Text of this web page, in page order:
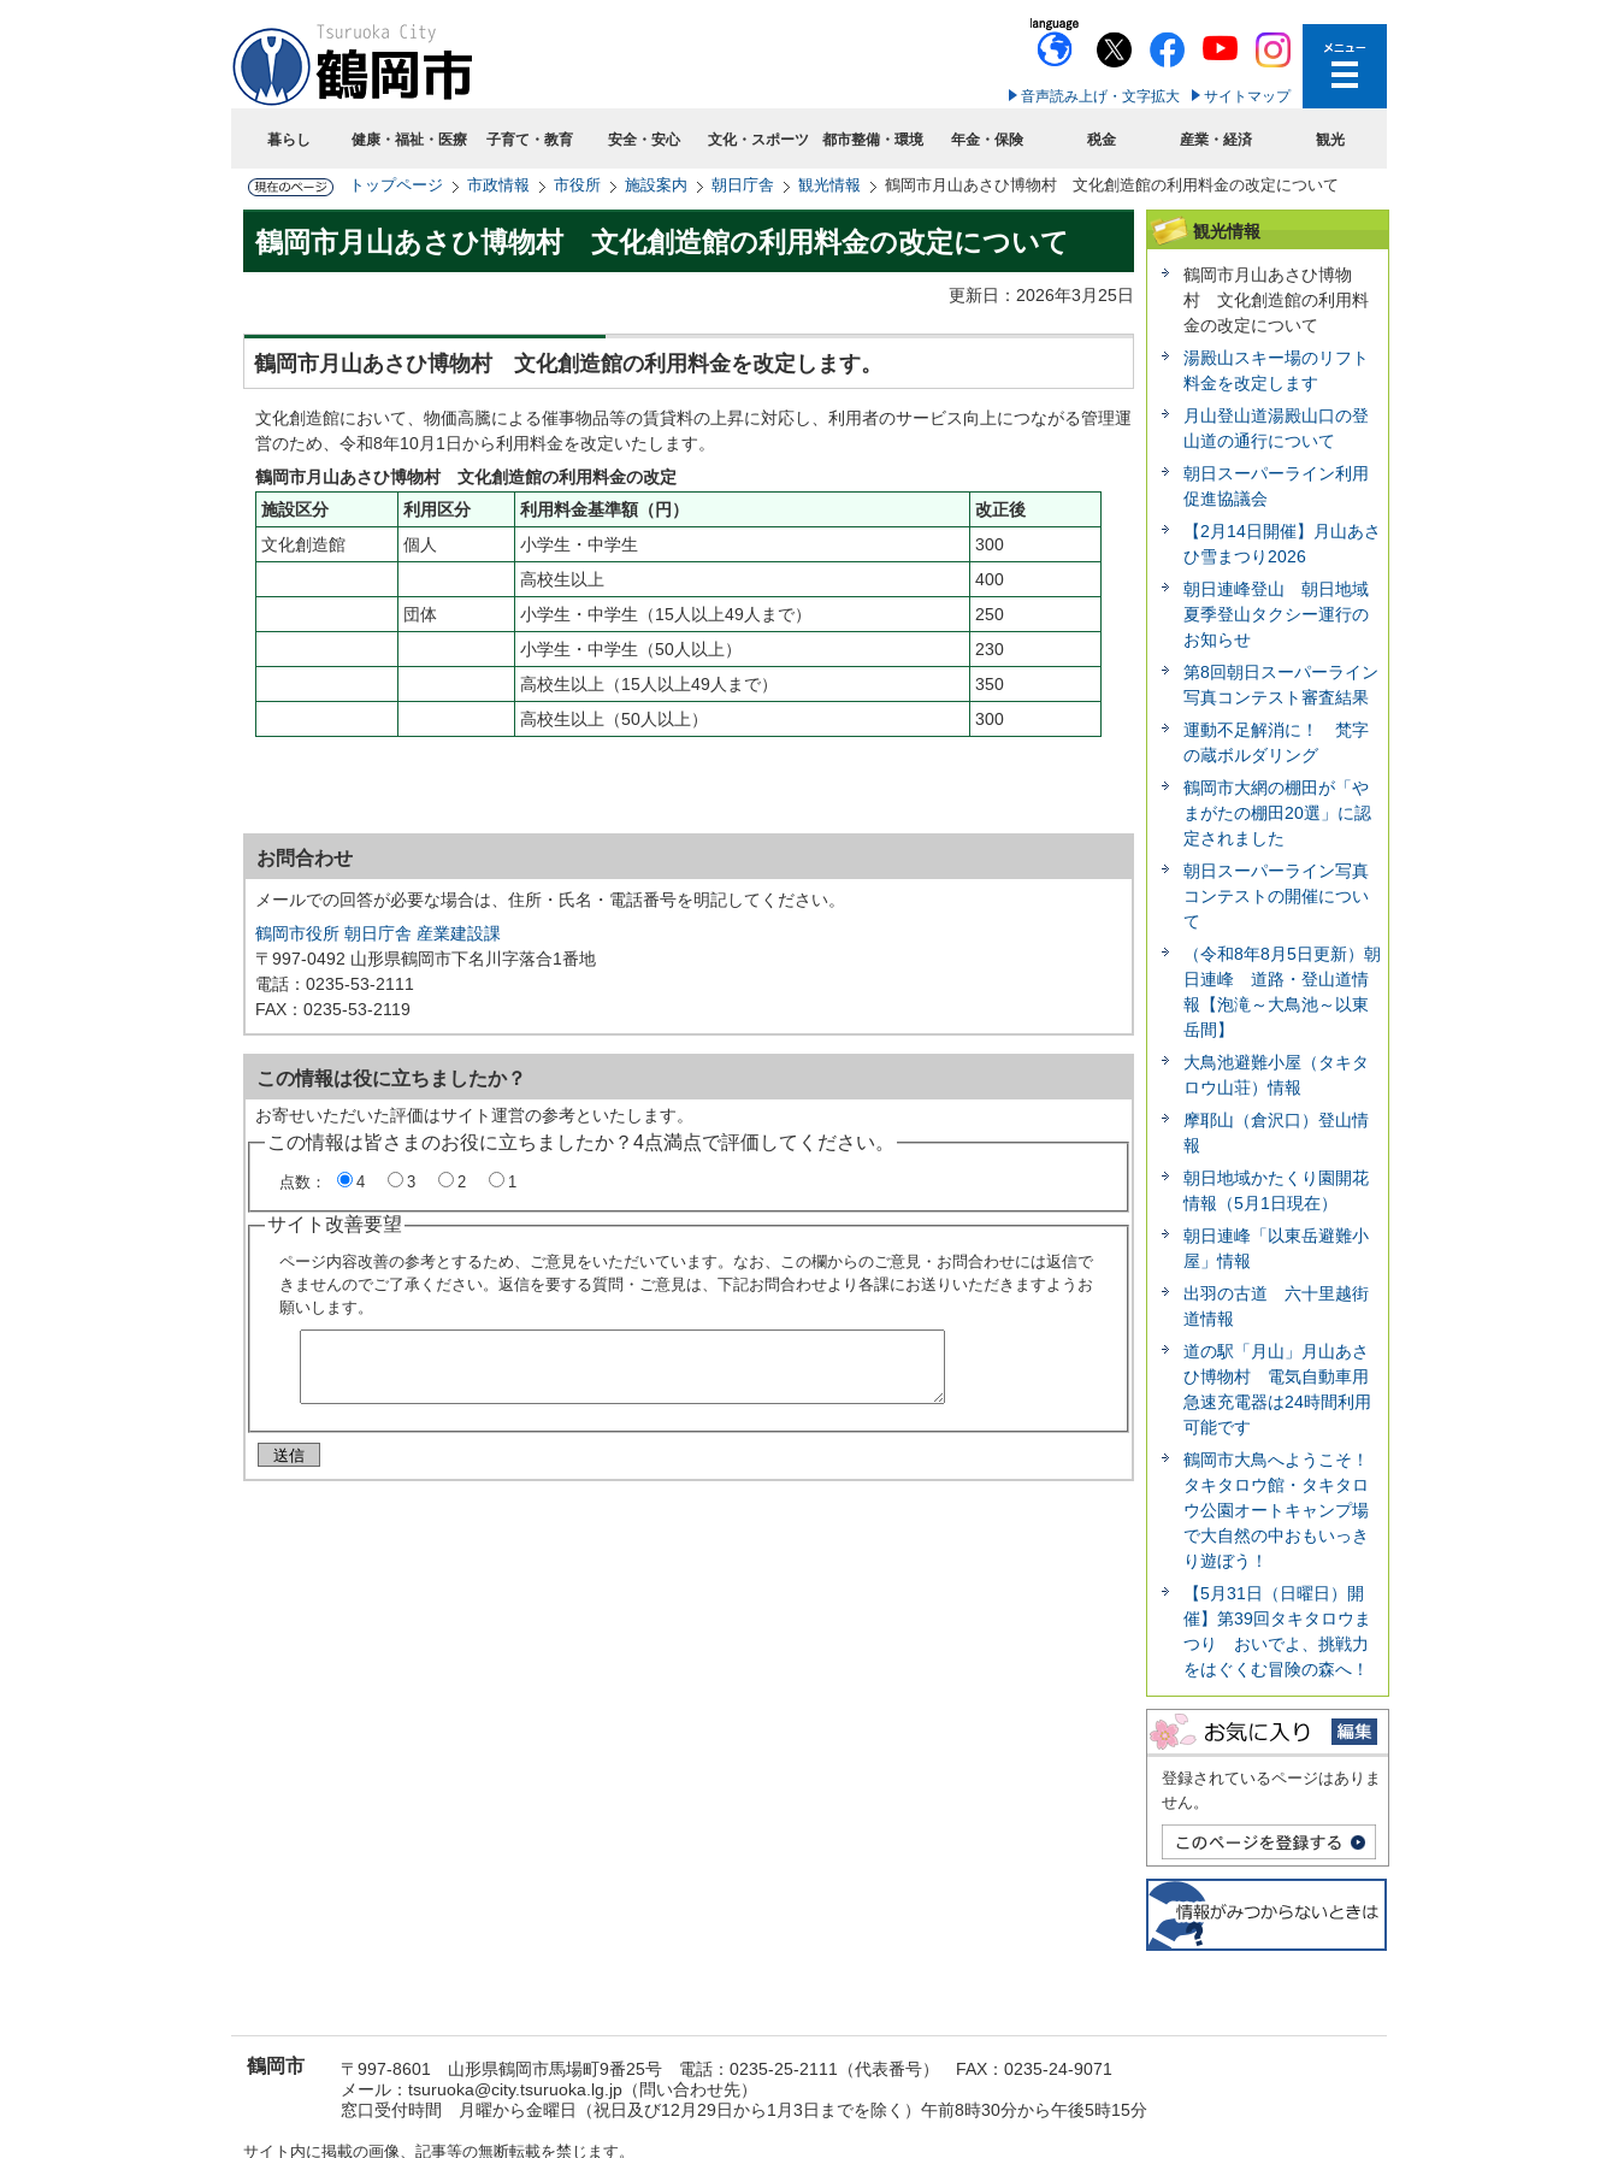
音声読み上げ・文字拡大 サイトマップ
暮らし 健康・福祉・医療 子育て・教育 安全・安心 文化・スポーツ 都市整備・環境 年金・保険 税金 産業・経済 観光
トップページ 市政情報 市役所 施設案内 朝日庁舎 観光情報 鶴岡市月山あさひ博物村 文化創造館の利用料金の改定について
鶴岡市月山あさひ博物村 文化創造館の利用料金の改定について
更新日：2026年3月25日
鶴岡市月山あさひ博物村 文化創造館の利用料金を改定します。
文化創造館において、物価高騰による催事物品等の賃貸料の上昇に対応し、利用者のサービス向上につながる管理運
営のため、令和8年10月1日から利用料金を改定いたします。
鶴岡市月山あさひ博物村 文化創造館の利用料金の改定
施設区分
利用区分 利用料金基準額（円）
改正後
文化創造館
個人 小学生・中学生
300
高校生以上
400
団体
小学生・中学生（15人以上49人まで）
250
小学生・中学生（50人以上）
230
高校生以上（15人以上49人まで）
350
高校生以上（50人以上）
300
お問合わせ
メールでの回答が必要な場合は、住所・氏名・電話番号を明記してください。
鶴岡市役所 朝日庁舎 産業建設課
〒997-0492 山形県鶴岡市下名川字落合1番地
電話：0235-53-2111
FAX：0235-53-2119
この情報は役に立ちましたか？
お寄せいただいた評価はサイト運営の参考といたします。
この情報は皆さまのお役に立ちましたか？4点満点で評価してください。
点数： 4 3 2 1
サイト改善要望
ページ内容改善の参考とするため、ご意見をいただいています。なお、この欄からのご意見・お問合わせには返信で
きませんのでご了承ください。返信を要する質問・ご意見は、下記お問合わせより各課にお送りいただきますようお
願いします。
観光情報
鶴岡市月山あさひ博物
村 文化創造館の利用料
金の改定について
湯殿山スキー場のリフト
料金を改定します
月山登山道湯殿山口の登
山道の通行について
朝日スーパーライン利用
促進協議会
【2月14日開催】月山あさ
ひ雪まつり2026
朝日連峰登山 朝日地域
夏季登山タクシー運行の
お知らせ
第8回朝日スーパーライン
写真コンテスト審査結果
運動不足解消に！ 梵字
の蔵ボルダリング
鶴岡市大網の棚田が「や
まがたの棚田20選」に認
定されました
朝日スーパーライン写真
コンテストの開催につい
て
（令和8年8月5日更新）朝
日連峰 道路・登山道情
報【泡滝～大鳥池～以東
岳間】
大鳥池避難小屋（タキタ
ロウ山荘）情報
摩耶山（倉沢口）登山情
報
朝日地域かたくり園開花
情報（5月1日現在）
朝日連峰「以東岳避難小
屋」情報
出羽の古道 六十里越街
道情報
道の駅「月山」月山あさ
ひ博物村 電気自動車用
急速充電器は24時間利用
可能です
鶴岡市大鳥へようこそ！
タキタロウ館・タキタロ
ウ公園オートキャンプ場
で大自然の中おもいっき
り遊ぼう！
【5月31日（日曜日）開
催】第39回タキタロウま
つり おいでよ、挑戦力
をはぐくむ冒険の森へ！
登録されているページはありま
せん。
鶴岡市
〒997-8601 山形県鶴岡市馬場町9番25号 電話：0235-25-2111（代表番号） FAX：0235-24-9071
メール：tsuruoka@city.tsuruoka.lg.jp（問い合わせ先）
窓口受付時間 月曜から金曜日（祝日及び12月29日から1月3日までを除く）午前8時30分から午後5時15分
サイト内に掲載の画像、記事等の無断転載を禁じます。